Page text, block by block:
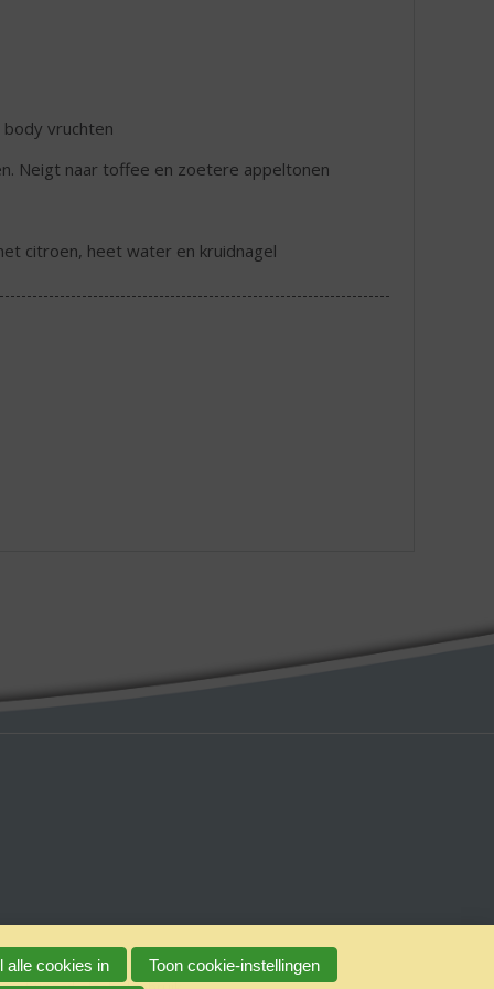
vruchten
Neigt naar toffee en zoetere appeltonen
citroen, heet water en kruidnagel
alle cookies in Toon cookie-instellingen